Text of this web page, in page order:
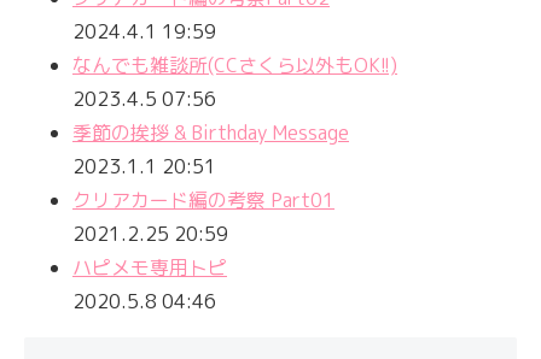
2024.4.1 19:59
なんでも雑談所(CCさくら以外もOK!!)
2023.4.5 07:56
季節の挨拶 & Birthday Message
2023.1.1 20:51
クリアカード編の考察 Part01
2021.2.25 20:59
ハピメモ専用トピ
2020.5.8 04:46